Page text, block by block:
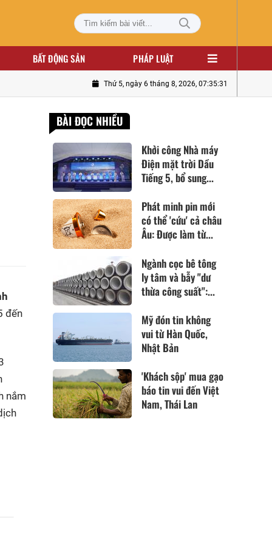
BẤT ĐỘNG SẢN PHÁP LUẬT
Thứ 5, ngày 6 tháng 8, 2026, 07:35:32
đến
nắm
BÀI ĐỌC NHIỀU
Khởi công Nhà máy
Điện mặt trời Dầu
Tiếng 5, bổ sung...
Phát minh pin mới
có thể 'cứu' cả châu
Âu: Được làm từ...
Ngành cọc bê tông
ly tâm và bẫy "dư
thừa công suất":...
Mỹ đón tin không
vui từ Hàn Quốc,
Nhật Bản
'Khách sộp' mua gạo
báo tin vui đến Việt
Nam, Thái Lan